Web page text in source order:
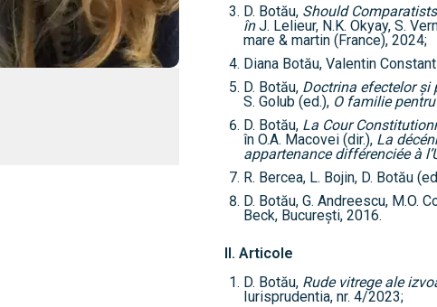
D. Botău, Should
înJ. Lelieur, N.K. Okyay, S.
mare & martin (France), 2024;
Diana Botău, Valentin
D. Botău, Doctrina efectelor și
S. Golub (ed.), O familie
D. Botău, La Cour
în O.A. Macovei (dir.), La
appartenance différenciée à
R. Bercea, L. Bojin, D. Botău
D. Botău, G. Andreescu, M.O.
Beck, București, 2016.
II. Articole
D. Botău, Rude vitrege ale
Iurisprudentia, nr. 4/2023;